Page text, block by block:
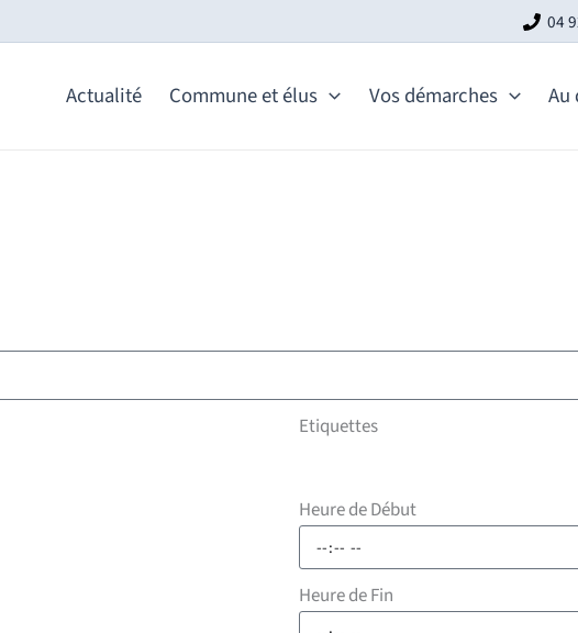
04
Actualité Commune et élus Vos démarches Au
Etiquettes
Heure de Début
Heure de Fin